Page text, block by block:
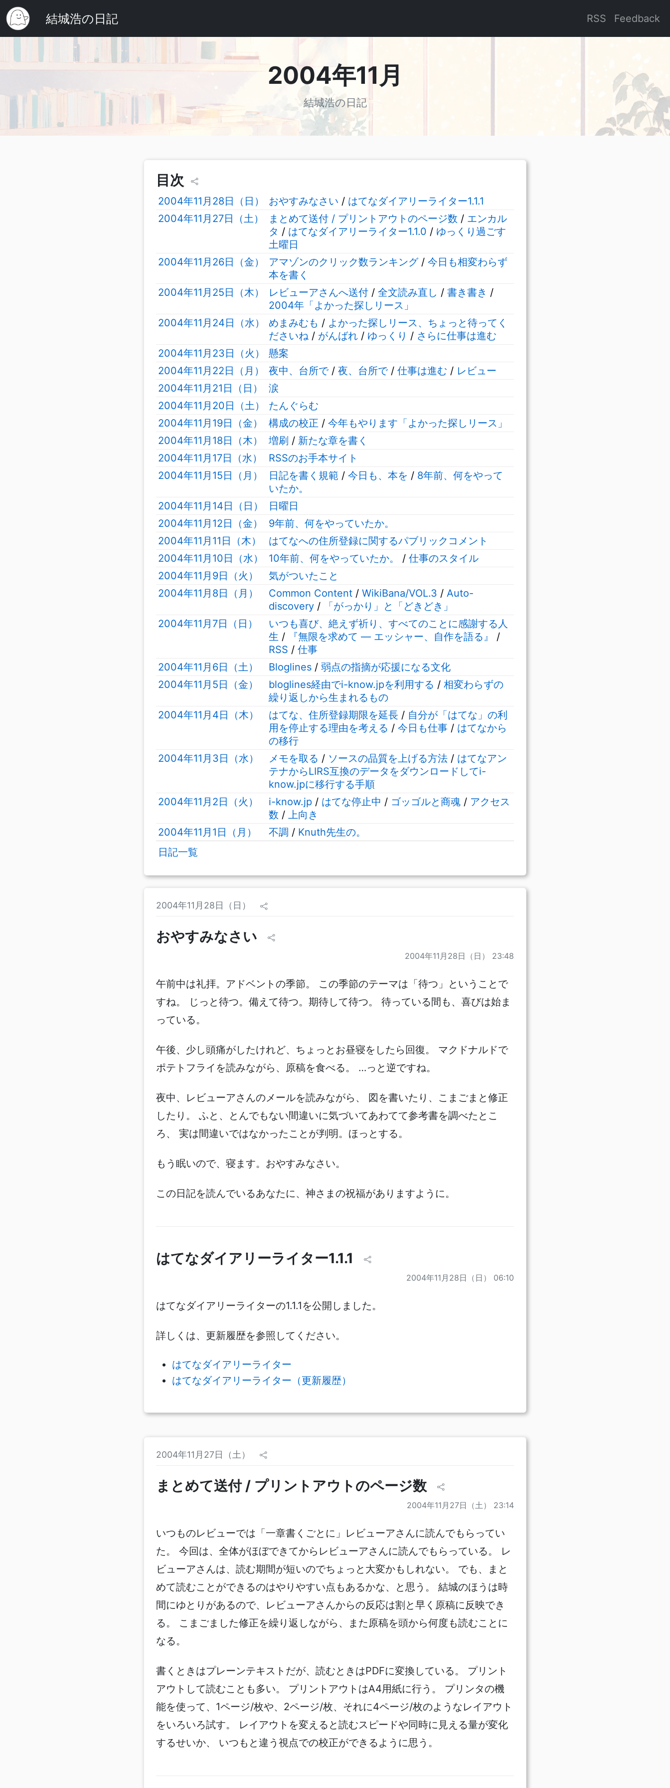
結城浩の日記 RSS Feedback
2004年11月
結城浩の日記
目次
2004年11月28日（日） おやすみなさい / はてなダイアリーライター1.1.1
2004年11月27日（土）
まとめて送付 / プリントアウトのページ数 / エンカル
タ / はてなダイアリーライター1.1.0 / ゆっくり過ごす
土曜日
2004年11月26日（金）
アマゾンのクリック数ランキング/ 今日も相変わらず
本を書く
2004年11月25日（木）
レビューアさんへ送付 / 全文読み直し / 書き書き /
2004年「よかった探しリース」
2004年11月24日（水）
めまみむも / よかった探しリース、ちょっと待ってく
ださいね / がんばれ / ゆっくり / さらに仕事は進む
2004年11月23日（火）
懸案
2004年11月22日（月）
夜中、台所で/ 夜、台所で/ 仕事は進む / レビュー
2004年11月21日（日）
涙
2004年11月20日（土）
たんぐらむ
2004年11月19日（金）
構成の校正 / 今年もやります「よかった探しリース」
2004年11月18日（木）
増刷 / 新たな章を書く
2004年11月17日（水）
RSSのお手本サイト
2004年11月15日（月）
日記を書く規範 / 今日も、本を / 8年前、何をやって
いたか。
2004年11月14日（日）
日曜日
2004年11月12日（金）
9年前、何をやっていたか。
2004年11月11日（木）
はてなへの住所登録に関するパブリックコメント
2004年11月10日（水）
10年前、何をやっていたか。 / 仕事のスタイル
2004年11月9日（火）
気がついたこと
2004年11月8日（月）
Common Content / WikiBana/VOL.3 / Auto-
discovery /
「がっかり」と「どきどき」
2004年11月7日（日）
いつも喜び、絶えず祈り、すべてのことに感謝する人
生 / 『無限を求めて ― エッシャー、自作を語る』
/
RSS / 仕事
2004年11月6日（土）
Bloglines / 弱点の指摘が応援になる文化
2004年11月5日（金）
bloglines経由でi-know.jpを利用する / 相変わらずの
繰り返しから生まれるもの
2004年11月4日（木）
はてな、住所登録期限を延長 / 自分が「はてな」の利
用を停止する理由を考える / 今日も仕事 / はてなから
の移行
2004年11月3日（水）
メモを取る / ソースの品質を上げる方法 / はてなアン
テナからLIRS互換のデータをダウンロードしてi-
know.jpに移行する手順
2004年11月2日（火）
i-know.jp / はてな停止中 / ゴッゴルと商魂 / アクセス
数 / 上向き
2004年11月1日（月）
不調 / Knuth先生の。
日記一覧
2004年11月28日（日）
おやすみなさい
2004年11月28日（日） 23:48
午前中は礼拝。アドベントの季節。 この季節のテーマは「待つ」ということで
すね。 じっと待つ。備えて待つ。期待して待つ。 待っている間も、喜びは始ま
っている。
午後、少し頭痛がしたけれど、ちょっとお昼寝をしたら回復。 マクドナルドで
ポテトフライを読みながら、原稿を食べる。 …っと逆ですね。
夜中、レビューアさんのメールを読みながら、 図を書いたり、こまごまと修正
したり。 ふと、とんでもない間違いに気づいてあわてて参考書を調べたとこ
ろ、 実は間違いではなかったことが判明。ほっとする。
もう眠いので、寝ます。おやすみなさい。
この日記を読んでいるあなたに、神さまの祝福がありますように。
はてなダイアリーライター1.1.1
2004年11月28日（日） 06:10
はてなダイアリーライターの1.1.1を公開しました。
詳しくは、更新履歴を参照してください。
はてなダイアリーライター
はてなダイアリーライター（更新履歴）
2004年11月27日（土）
まとめて送付 / プリントアウトのページ数
2004年11月27日（土） 23:14
いつものレビューでは「一章書くごとに」レビューアさんに読んでもらってい
た。 今回は、全体がほぼできてからレビューアさんに読んでもらっている。 レ
ビューアさんは、読む期間が短いのでちょっと大変かもしれない。 でも、まと
めて読むことができるのはやりやすい点もあるかな、と思う。 結城のほうは時
間にゆとりがあるので、レビューアさんからの反応は割と早く原稿に反映でき
る。 こまごました修正を繰り返しながら、また原稿を頭から何度も読むことに
なる。
書くときはプレーンテキストだが、読むときはPDFに変換している。 プリント
アウトして読むことも多い。 プリントアウトはA4用紙に行う。 プリンタの機
能を使って、1ページ/枚や、2ページ/枚、それに4ページ/枚のようなレイアウト
をいろいろ試す。 レイアウトを変えると読むスピードや同時に見える量が変化
するせいか、 いつもと違う視点での校正ができるように思う。